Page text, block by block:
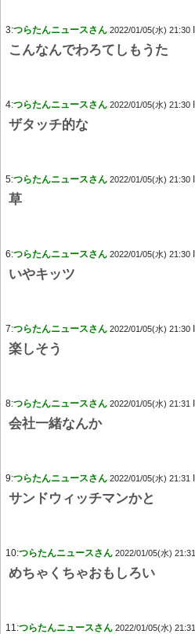
3:つらたんニュースさん 2022/01/05(水) 21:30
こんなんでわろてしもうた
4:つらたんニュースさん 2022/01/05(水) 21:30
ザタッチ的な
5:つらたんニュースさん 2022/01/05(水) 21:30
草
6:つらたんニュースさん 2022/01/05(水) 21:30
いやキッツ
7:つらたんニュースさん 2022/01/05(水) 21:30
楽しそう
8:つらたんニュースさん 2022/01/05(水) 21:31
会社一緒なんか
9:つらたんニュースさん 2022/01/05(水) 21:31
サンドウィッチマンかと
10:つらたんニュースさん 2022/01/05(水) 21:31
めちゃくちゃおもしろい
11:つらたんニュースさん 2022/01/05(水) 21:31